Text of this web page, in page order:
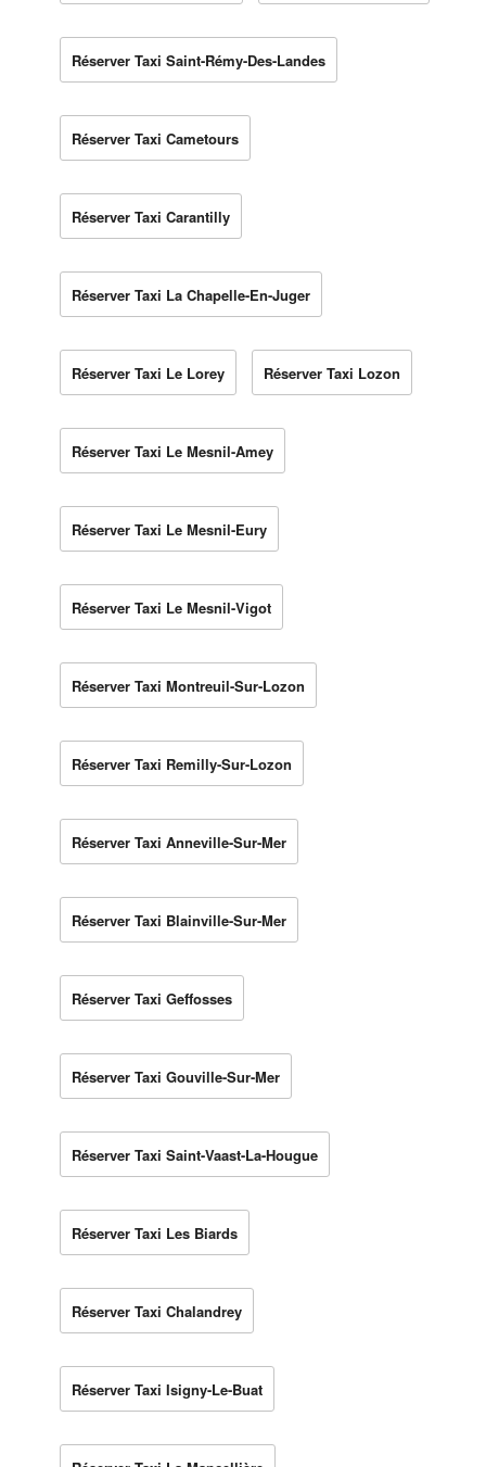
Réserver Taxi Saint-Rémy-Des-Landes
Réserver Taxi Cametours
Réserver Taxi Carantilly
Réserver Taxi La Chapelle-En-Juger
Réserver Taxi Le Lorey Réserver Taxi Lozon
Réserver Taxi Le Mesnil-Amey
Réserver Taxi Le Mesnil-Eury
Réserver Taxi Le Mesnil-Vigot
Réserver Taxi Montreuil-Sur-Lozon
Réserver Taxi Remilly-Sur-Lozon
Réserver Taxi Anneville-Sur-Mer
Réserver Taxi Blainville-Sur-Mer
Réserver Taxi Geffosses
Réserver Taxi Gouville-Sur-Mer
Réserver Taxi Saint-Vaast-La-Hougue
Réserver Taxi Les Biards
Réserver Taxi Chalandrey
Réserver Taxi Isigny-Le-Buat